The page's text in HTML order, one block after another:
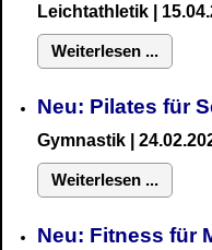
Leichtathletik |
Weiterlesen ...
Neu: Pilates für
Gymnastik |
Weiterlesen ...
Neu: Fitness für